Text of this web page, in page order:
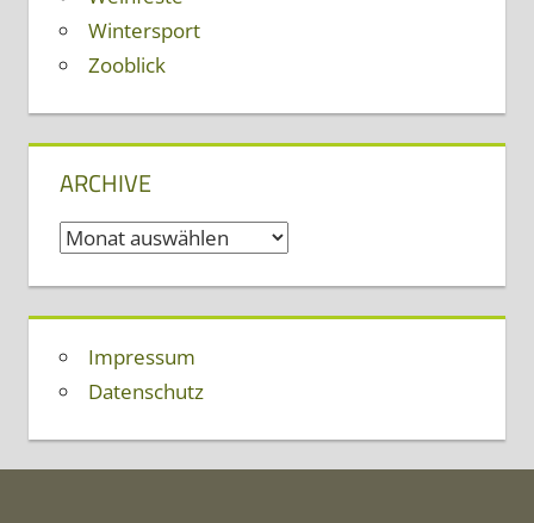
Wintersport
Zooblick
ARCHIVE
Archive
Impressum
Datenschutz